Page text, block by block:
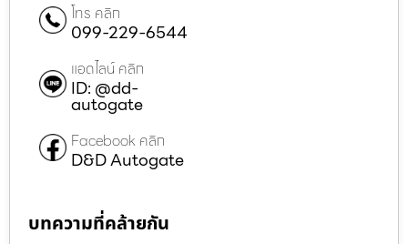
โทร คลิก
099-229-6544
แอดไลน์ คลิก
ID: @dd-
autogate
Facebook คลิก
D&D Autogate
บทความที่คล้ายกัน